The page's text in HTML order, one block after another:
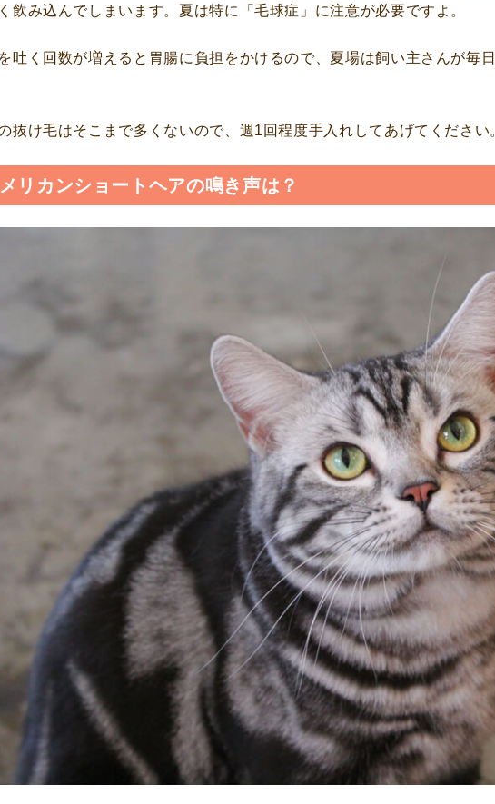
飲み込んでしまいます。夏は特に「毛球症」に注意が必要ですよ。
吐く回数が増えると胃腸に負担をかけるので、夏場は飼い主さんが毎
抜け毛はそこまで多くないので、週1回程度手入れしてあげてください
リカンショートヘアの鳴き声は？